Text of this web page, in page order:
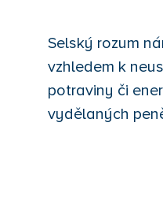
Selský rozum
vzhledem k
potraviny či
vydělaných